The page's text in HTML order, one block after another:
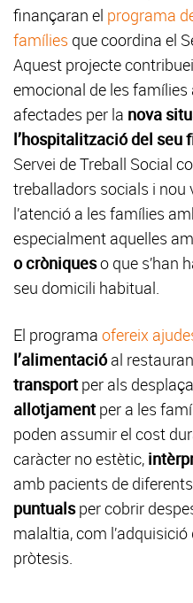
finançaran el programa
famílies que coordina el
Aquest projecte
emocional de les
afectades per la nova
l’hospitalització del seu
Servei de Treball Social
treballadors socials i nou
l’atenció a les famílies
especialment aquelles
o cròniqueso que s’han
seu domicili habitual.
El programa ofereix
l’alimentacióal
transportper als
allotjamentper a les
poden assumir el cost
caràcter no estètic,
amb pacients de
puntualsper cobrir
malaltia, com l’adquisició
pròtesis.